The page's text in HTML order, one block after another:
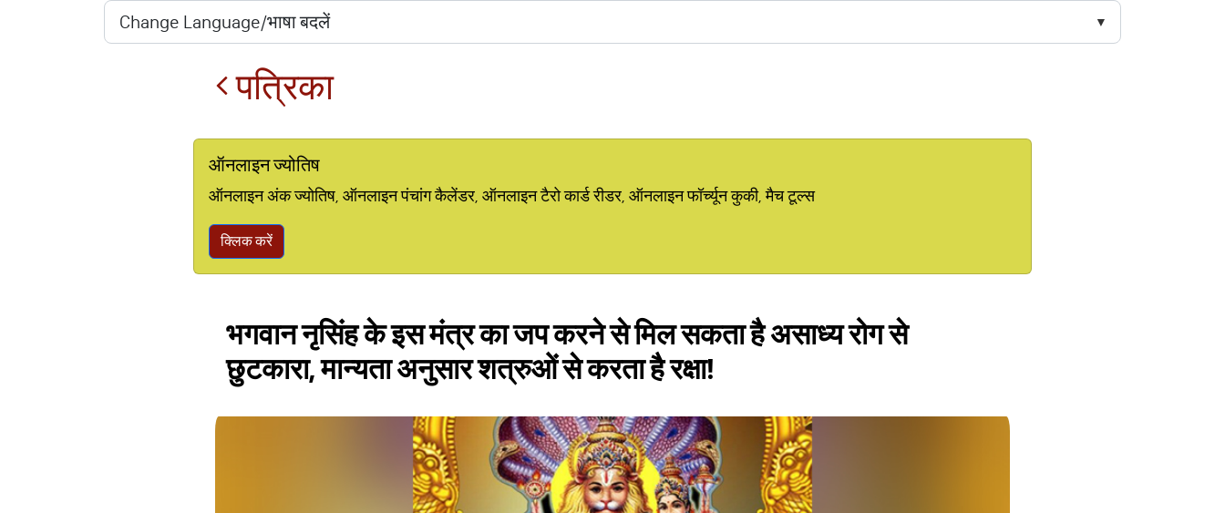
पत्रिका
ऑनलाइन ज्योतिष
ऑनलाइन अंक ज्योतिष, ऑनलाइन पंचांग कैलेंडर, ऑनलाइन टैरो कार्ड रीडर, ऑनलाइन फॉर्च्यून कुकी, मैच टूल्स
क्लिक करें
भगवान नृसिंह के इस मंत्र का जप करने से मिल सकता है असाध्य रोग से
छुटकारा, मान्यता अनुसार शत्रुओं से करता है रक्षा!